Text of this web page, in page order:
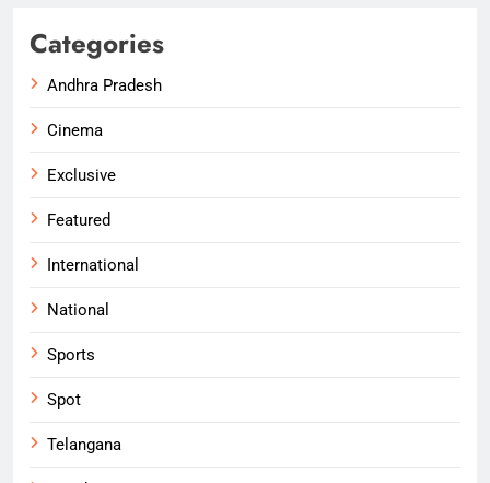
Categories
Andhra Pradesh
Cinema
Exclusive
Featured
International
National
Sports
Spot
Telangana